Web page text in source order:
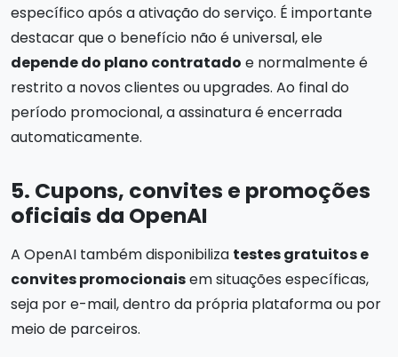
específico após a ativação do serviço. É importante
destacar que o benefício não é universal, ele
depende do plano contratado e normalmente é
restrito a novos clientes ou upgrades. Ao final do
período promocional, a assinatura é encerrada
automaticamente.
5. Cupons, convites e promoções
oficiais da OpenAI
A OpenAI também disponibiliza testes gratuitos e
convites promocionaisem situações específicas,
seja por e-mail, dentro da própria plataforma ou por
meio de parceiros.